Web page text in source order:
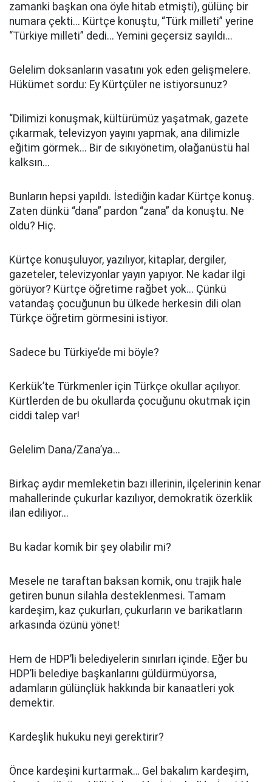
zamanki başkan ona öyle hitab etmişti), gülünç bir
numara çekti... Kürtçe konuştu, “Türk milleti” yerine
“Türkiye milleti” dedi... Yemini geçersiz sayıldı...
Gelelim doksanların vasatını yok eden gelişmelere.
Hükümet sordu: Ey Kürtçüler ne istiyorsunuz?
“Dilimizi konuşmak, kültürümüz yaşatmak, gazete
çıkarmak, televizyon yayını yapmak, ana dilimizle
eğitim görmek... Bir de sıkıyönetim, olağanüstü hal
kalksın...
Bunların hepsi yapıldı. İstediğin kadar Kürtçe konuş.
Zaten dünkü “dana” pardon “zana” da konuştu. Ne
oldu? Hiç.
Kürtçe konuşuluyor, yazılıyor, kitaplar, dergiler,
gazeteler, televizyonlar yayın yapıyor. Ne kadar ilgi
görüyor? Kürtçe öğretime rağbet yok... Çünkü
vatandaş çocuğunun bu ülkede herkesin dili olan
Türkçe öğretim görmesini istiyor.
Sadece bu Türkiye’de mi böyle?
Kerkük’te Türkmenler için Türkçe okullar açılıyor.
Kürtlerden de bu okullarda çocuğunu okutmak için
ciddi talep var!
Gelelim Dana/Zana’ya...
Birkaç aydır memleketin bazı illerinin, ilçelerinin kenar
mahallerinde çukurlar kazılıyor, demokratik özerklik
ilan ediliyor...
Bu kadar komik bir şey olabilir mi?
Mesele ne taraftan baksan komik, onu trajik hale
getiren bunun silahla desteklenmesi. Tamam
kardeşim, kaz çukurları, çukurların ve barikatların
arkasında özünü yönet!
Hem de HDP’li belediyelerin sınırları içinde. Eğer bu
HDP’li belediye başkanlarını güldürmüyorsa,
adamların gülünçlük hakkında bir kanaatleri yok
demektir.
Kardeşlik hukuku neyi gerektirir?
Önce kardeşini kurtarmak… Gel bakalım kardeşim,